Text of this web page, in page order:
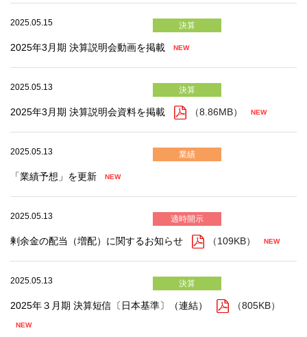
2025.05.15 決算
2025年3月期 決算説明会動画を掲載
2025.05.13 決算
2025年3月期 決算説明会資料を掲載 （8.86MB）
2025.05.13 業績
「業績予想」を更新
2025.05.13 適時開示
剰余金の配当（増配）に関するお知らせ （109KB）
2025.05.13 決算
2025年３月期 決算短信〔日本基準〕（連結） （805KB）